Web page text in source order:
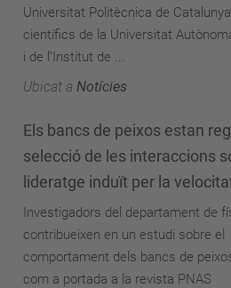
Universitat Politècnica de
científics de la Universitat
i de l'Institut de ...
Ubicat a Notícies
Els bancs de peixos estan
selecció de les interaccions
lideratge induït per la
Investigadors del departament de
contribueixen en un estudi sobre el
comportament dels bancs de
com a portada a la revista PNAS